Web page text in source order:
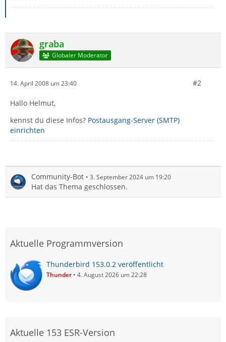
graba
Globaler Moderator
14. April 2008 um 23:40 #2
Hallo Helmut,
kennst du diese Infos? Postausgang-Server (SMTP)
einrichten
Community-Bot 3. September 2024 um 19:20
Hat das Thema geschlossen.
Aktuelle Programmversion
Thunderbird 153.0.2 veröffentlicht
Thunder 4. August 2026 um 22:28
Aktuelle 153 ESR-Version